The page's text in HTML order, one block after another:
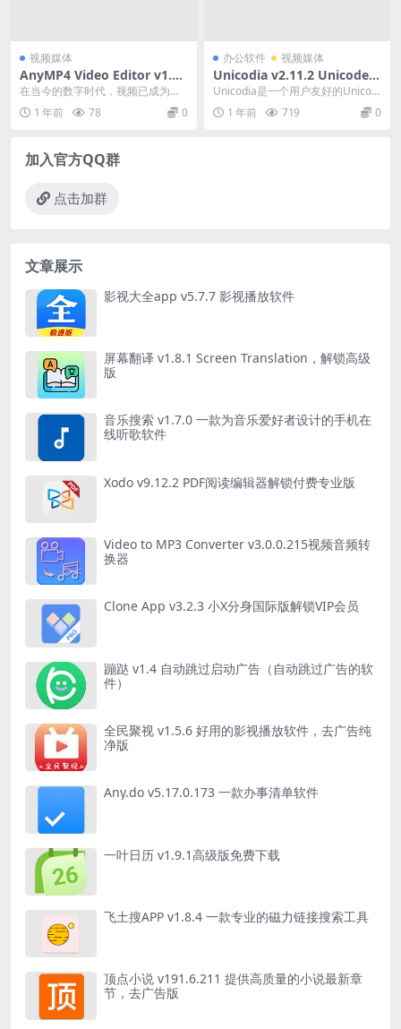
视频媒体
AnyMP4 Video Editor v1.0.
50 视频剪辑编辑软件 中文绿
在当今的数字时代，视频已成为主
要的信息传播方式，不论是记录生
活，还是创作专业级内...
1 年前 78 0
办公软件 视频媒体
Unicodia v2.11.2 Unicode字
符查询工具绿色版
Unicodia是一个用户友好的Unicod
e字符工具，支持各类字符的查找和
管理...1 年前 719 0
加入官方QQ群
点击加群
文章展示
影视大全app v5.7.7 影视播放软件
屏幕翻译 v1.8.1 Screen Translation，解锁高级
版
音乐搜索 v1.7.0 一款为音乐爱好者设计的手机在
线听歌软件
Xodo v9.12.2 PDF阅读编辑器解锁付费专业版
Video to MP3 Converter v3.0.0.215视频音频转
换器
Clone App v3.2.3 小X分身国际版解锁VIP会员
蹦跶 v1.4 自动跳过启动广告（自动跳过广告的软
件）
全民聚视 v1.5.6 好用的影视播放软件，去广告纯
净版
Any.do v5.17.0.173 一款办事清单软件
一叶日历 v1.9.1高级版免费下载
飞土搜APP v1.8.4 一款专业的磁力链接搜索工具
顶点小说 v191.6.211 提供高质量的小说最新章
节，去广告版